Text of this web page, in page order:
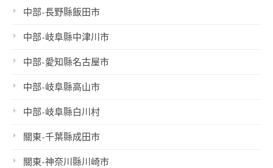
中部-長野縣飯田市
中部-岐阜縣中津川市
中部-愛知縣名古屋市
中部-岐阜縣高山市
中部-岐阜縣白川村
關東-千葉縣成田市
關東-神奈川縣川崎市